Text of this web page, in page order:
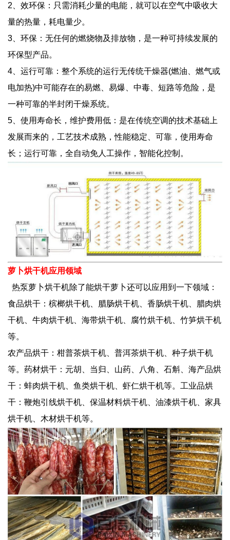
2、效环保：只需消耗少量的电能，就可以在空气中吸收大
量的热量，耗电量少。
3、环保：无任何的燃烧物及排放物，是一种可持续发展的
环保型产品。
4、运行可靠：整个系统的运行无传统干燥器(燃油、燃气或
电加热)中可能存在的易燃、易爆、中毒、短路等危险，是
一种可靠的半封闭干燥系统。
5、使用寿命长，维护费用低：是在传统空调的技术基础上
发展而来的，工艺技术成熟，性能稳定、可靠，使用寿命
长；运行可靠，全自动免人工操作，智能化控制。
萝卜烘干机应用领域
热泵萝卜烘干机除了能烘干萝卜还可以应用到一下领域：
食品烘干：槟榔烘干机、腊肠烘干机、香肠烘干机、腊肉烘
干机、牛肉烘干机、海带烘干机、腐竹烘干机、竹笋烘干机
等。
农产品烘干：柑普茶烘干机、普洱茶烘干机、种子烘干机
等。药材烘干：元胡、当归、山药、八角、石斛、海产品烘
干：蚌肉烘干机、鱼类烘干机、虾仁烘干机等。工业品烘
干：鞭炮引线烘干机、保温材料烘干机、油漆烘干机、家具
烘干机、木材烘干机等。